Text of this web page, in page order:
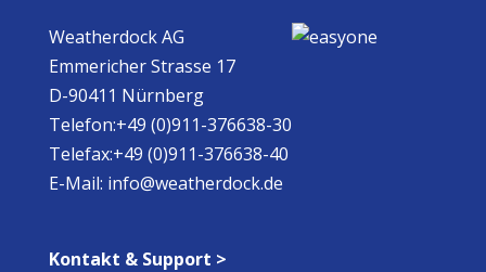
Weatherdock AG
Emmericher Strasse 17
D-90411 Nürnberg
Telefon:+49 (0)911-376638-30
Telefax:+49 (0)911-376638-40
E-Mail: info@weatherdock.de
Kontakt & Support >